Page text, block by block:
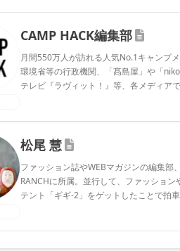
CAMP HACK編集部
月間550万人が訪れる人気No.1キャンプ
環境省等の行政機関、「髙島屋」や「
テレビ『ラヴィット！』等、各メディア
松尾 慧
ファッション誌やWEBマガジンの編集部
RANCHに所属。並行して、ファッショ
テント「ギギ-2」をゲットしたことで拍
松尾 慧のプロフィール